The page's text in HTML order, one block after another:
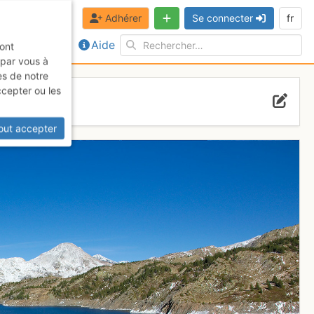
Aide
Adhérer Se connecter fr
vous à
de notre
ou les
accepter